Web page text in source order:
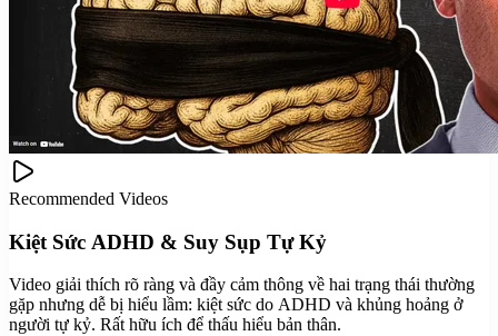
Recommended Videos
Kiệt Sức ADHD & Suy Sụp Tự Kỷ
Video giải thích rõ ràng và đầy cảm thông về hai trạng thái thường
gặp nhưng dễ bị hiểu lầm: kiệt sức do ADHD và khủng hoảng ở
người tự kỷ. Rất hữu ích để thấu hiểu bản thân.